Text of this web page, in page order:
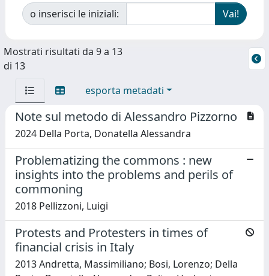
o inserisci le iniziali:
Mostrati risultati da 9 a 13
di 13
esporta metadati
Note sul metodo di Alessandro Pizzorno
2024 Della Porta, Donatella Alessandra
Problematizing the commons : new
insights into the problems and perils of
commoning
2018 Pellizzoni, Luigi
Protests and Protesters in times of
financial crisis in Italy
2013 Andretta, Massimiliano; Bosi, Lorenzo; Della